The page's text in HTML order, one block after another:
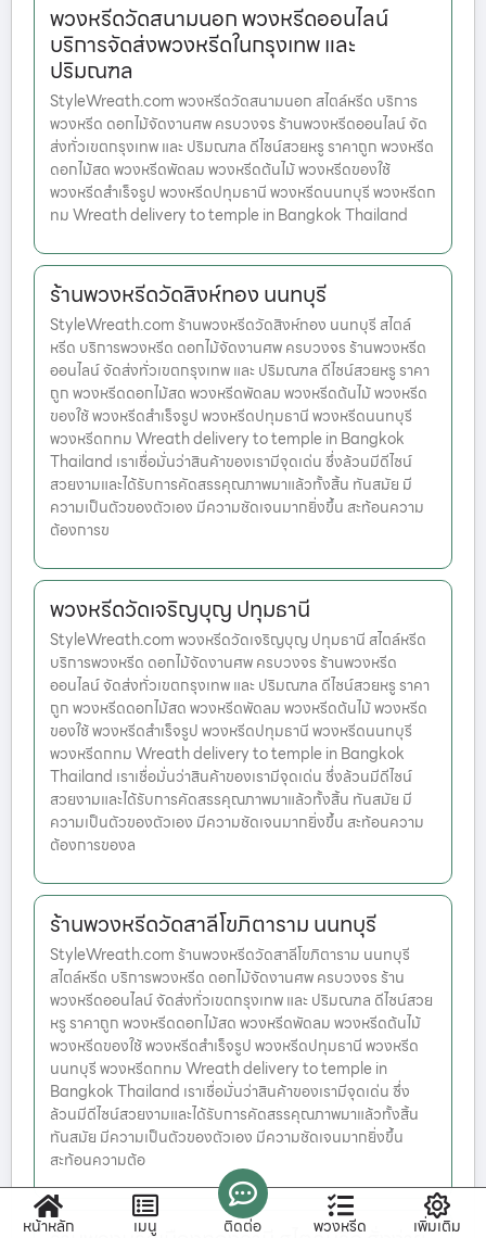
พวงหรีดวัดสนามนอก พวงหรีดออนไลน์
บริการจัดส่งพวงหรีดในกรุงเทพ และ
ปริมณฑล
StyleWreath.com พวงหรีดวัดสนามนอก สไตล์หรีด บริการ
พวงหรีด ดอกไม้จัดงานศพ ครบวงจร ร้านพวงหรีดออนไลน์ จัด
ส่งทั่วเขตกรุงเทพ และ ปริมณฑล ดีไซน์สวยหรู ราคาถูก พวงหรีด
ดอกไม้สด พวงหรีดพัดลม พวงหรีดต้นไม้ พวงหรีดของใช้
พวงหรีดสำเร็จรูป พวงหรีดปทุมธานี พวงหรีดนนทบุรี พวงหรีดก
ทม Wreath delivery to temple in Bangkok Thailand
ร้านพวงหรีดวัดสิงห์ทอง นนทบุรี
StyleWreath.com ร้านพวงหรีดวัดสิงห์ทอง นนทบุรี สไตล์
หรีด บริการพวงหรีด ดอกไม้จัดงานศพ ครบวงจร ร้านพวงหรีด
ออนไลน์ จัดส่งทั่วเขตกรุงเทพ และ ปริมณฑล ดีไซน์สวยหรู ราคา
ถูก พวงหรีดดอกไม้สด พวงหรีดพัดลม พวงหรีดต้นไม้ พวงหรีด
ของใช้ พวงหรีดสำเร็จรูป พวงหรีดปทุมธานี พวงหรีดนนทบุรี
พวงหรีดกทม Wreath delivery to temple in Bangkok
Thailand เราเชื่อมั่นว่าสินค้าของเรามีจุดเด่น ซึ่งล้วนมีดีไซน์
สวยงามและได้รับการคัดสรรคุณภาพมาแล้วทั้งสิ้น ทันสมัย มี
ความเป็นตัวของตัวเอง มีความชัดเจนมากยิ่งขึ้น สะท้อนความ
ต้องการข
พวงหรีดวัดเจริญบุญ ปทุมธานี
StyleWreath.com พวงหรีดวัดเจริญบุญ ปทุมธานี สไตล์หรีด
บริการพวงหรีด ดอกไม้จัดงานศพ ครบวงจร ร้านพวงหรีด
ออนไลน์ จัดส่งทั่วเขตกรุงเทพ และ ปริมณฑล ดีไซน์สวยหรู ราคา
ถูก พวงหรีดดอกไม้สด พวงหรีดพัดลม พวงหรีดต้นไม้ พวงหรีด
ของใช้ พวงหรีดสำเร็จรูป พวงหรีดปทุมธานี พวงหรีดนนทบุรี
พวงหรีดกทม Wreath delivery to temple in Bangkok
Thailand เราเชื่อมั่นว่าสินค้าของเรามีจุดเด่น ซึ่งล้วนมีดีไซน์
สวยงามและได้รับการคัดสรรคุณภาพมาแล้วทั้งสิ้น ทันสมัย มี
ความเป็นตัวของตัวเอง มีความชัดเจนมากยิ่งขึ้น สะท้อนความ
ต้องการของล
ร้านพวงหรีดวัดสาลีโขภิตาราม นนทบุรี
StyleWreath.com ร้านพวงหรีดวัดสาลีโขภิตาราม นนทบุรี
สไตล์หรีด บริการพวงหรีด ดอกไม้จัดงานศพ ครบวงจร ร้าน
พวงหรีดออนไลน์ จัดส่งทั่วเขตกรุงเทพ และ ปริมณฑล ดีไซน์สวย
หรู ราคาถูก พวงหรีดดอกไม้สด พวงหรีดพัดลม พวงหรีดต้นไม้
พวงหรีดของใช้ พวงหรีดสำเร็จรูป พวงหรีดปทุมธานี พวงหรีด
นนทบุรี พวงหรีดกทม Wreath delivery to temple in
Bangkok Thailand เราเชื่อมั่นว่าสินค้าของเรามีจุดเด่น ซึ่ง
ล้วนมีดีไซน์สวยงามและได้รับการคัดสรรคุณภาพมาแล้วทั้งสิ้น
ทันสมัย มีความเป็นตัวของตัวเอง มีความชัดเจนมากยิ่งขึ้น
สะท้อนความต้อ
หน้าหลัก เมนู ติดต่อ พวงหรีด เพิ่มเติม